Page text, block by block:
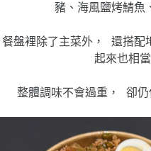
豬、海風鹽烤鯖魚
餐盤裡除了主菜外， 還搭配
起來也相
整體調味不會過重， 卻仍